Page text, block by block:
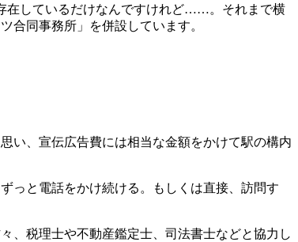
在しているだけなんですけれど……。それまで横
合同事務所」を併設しています。
い、宣伝広告費には相当な金額をかけて駅の構内
っと電話をかけ続ける。もしくは直接、訪問す
、税理士や不動産鑑定士、司法書士などと協力し